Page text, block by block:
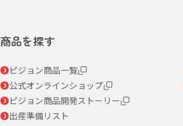
商品を探す
ピジョン商品一覧
公式オンラインショップ
ピジョン商品開発ストーリー
出産準備リスト